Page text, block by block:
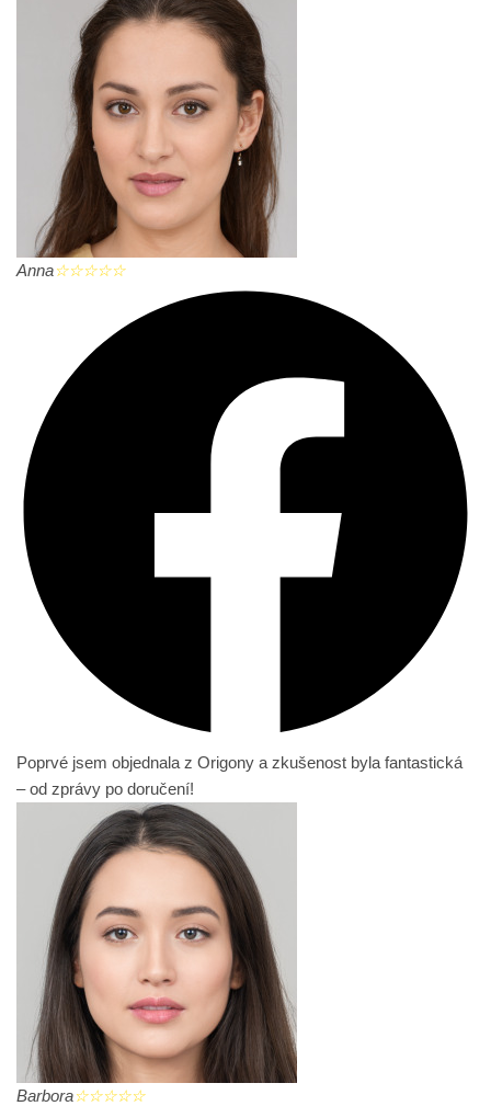
Anna☆☆☆☆☆
Poprvé jsem objednala z Origony a zkušenost byla fantastická
– od zprávy po doručení!
Barbora☆☆☆☆☆